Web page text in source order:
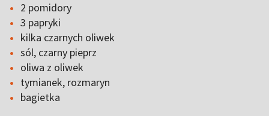
2 pomidory
3 papryki
kilka czarnych oliwek
sól, czarny pieprz
oliwa z oliwek
tymianek, rozmaryn
bagietka